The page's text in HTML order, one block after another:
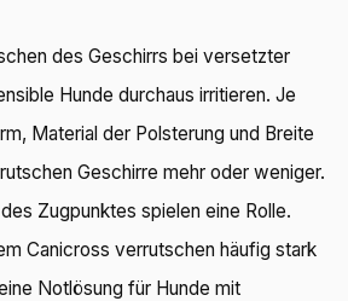
des Geschirrs bei versetzter
Hunde durchaus irritieren. Je
Material der Polsterung und Breite
Geschirre mehr oder weniger.
Zugpunktes spielen eine Rolle.
Canicross verrutschen häufig stark
Notlösung für Hunde mit